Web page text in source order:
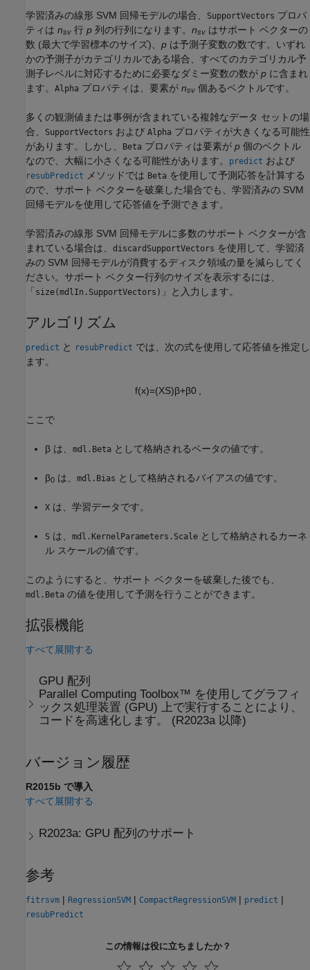
学習済みの線形 SVM 回帰モデルの場合、 SupportVectors プロパ
ティは nsv 行 p 列の行列になります。 nsv はサポート ベクターの
数 (最大で学習標本のサイズ)、 p は予測子変数の数です。いずれ
かの予測子がカテゴリカルである場合、すべてのカテゴリカル予
測子レベルに対応するために必要なダミー変数の数が p に含まれ
ます。 Alpha プロパティは、要素が nsv 個あるベクトルです。
多くの観測値または事例が含まれている複雑なデータ セットの場
合、
SupportVectors および Alpha プロパティが大きくなる可能性
があります。しかし、
Beta プロパティは要素が p 個のベクトル
なので、大幅に小さくなる可能性があります。
predict および
resubPredict メソッドでは Beta を使用して予測応答を計算する
ので、サポート ベクターを破棄した場合でも、学習済みの SVM
回帰モデルを使用して応答値を予測できます。
学習済みの線形 SVM 回帰モデルに多数のサポート ベクターが含
まれている場合は、 discardSupportVectors を使用して、学習済
みの SVM 回帰モデルが消費するディスク領域の量を減らしてく
ださい。サポート ベクター行列のサイズを表示するには、
「 size(mdlIn.SupportVectors) 」と入力します。
アルゴリズム
predict と resubPredict では、次の式を使用して応答値を推定し
ます。
f(x)=(XS)β+β0
ここで
β は、 mdl.Beta として格納されるベータの値です。
β0 は、 mdl.Bias として格納されるバイアスの値です。
X は、学習データです。
S は、 mdl.KernelParameters.Scale として格納されるカーネ
ル スケールの値です。
このようにすると、サポート ベクターを破棄した後でも、
mdl.Beta の値を使用して予測を行うことができます。
拡張機能
すべて展開する
GPU 配列
Parallel Computing Toolbox™ を使用してグラフィ
ックス処理装置 (GPU) 上で実行することにより、
コードを高速化します。 (R2023a 以降)
バージョン履歴
R2015b で導入
すべて展開する
R2023a: GPU 配列のサポート
参考
fitrsvm | RegressionSVM | CompactRegressionSVM | predict |
resubPredict
この情報は役に立ちましたか？